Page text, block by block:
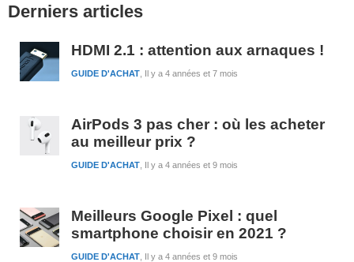
latérale
Derniers articles
HDMI 2.1 : attention aux arnaques !
Il y a 4 années et 7 mois
GUIDE D'ACHAT
AirPods 3 pas cher : où les acheter
au meilleur prix ?
Il y a 4 années et 9 mois
GUIDE D'ACHAT
Meilleurs Google Pixel : quel
smartphone choisir en 2021 ?
Il y a 4 années et 9 mois
GUIDE D'ACHAT